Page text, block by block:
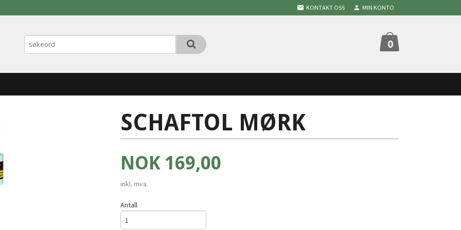
KONTAKT OSS MIN KONTO
0
SCHAFTOL MØRK
Pris
NOK 169,00
inkl. mva.
Antall